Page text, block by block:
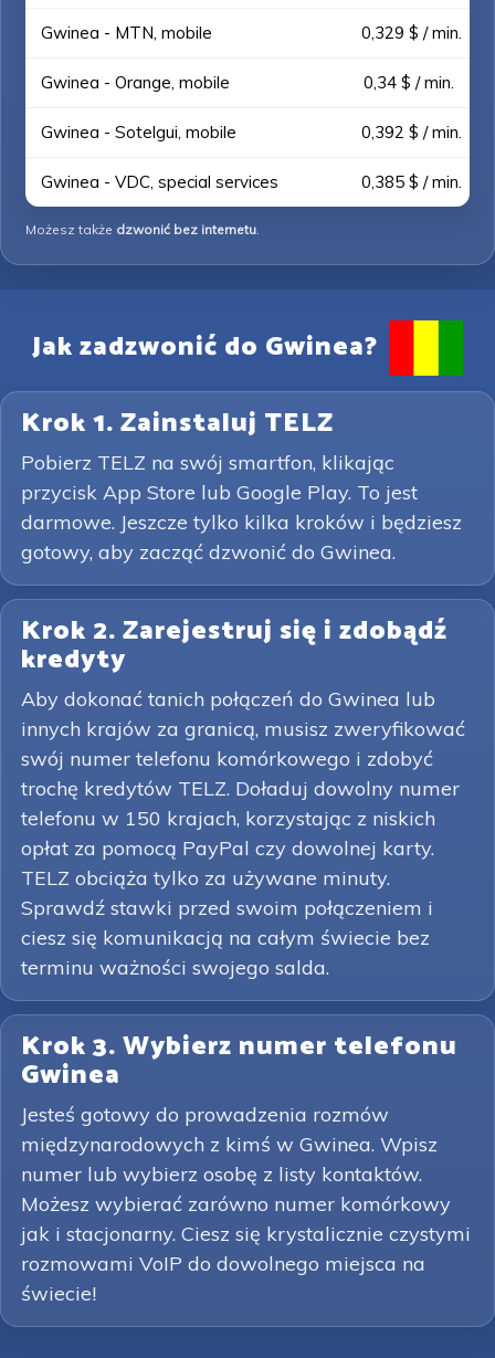
Gwinea - MTN, mobile 0,329 $ / min.
Gwinea - Orange, mobile 0,34 $ / min.
Gwinea - Sotelgui, mobile 0,392 $ / min.
Gwinea - VDC, special services 0,385 $ / min.
Możesz także dzwonić bez internetu.
Jak zadzwonić do Gwinea?
Krok 1. Zainstaluj TELZ
Pobierz TELZ na swój smartfon, klikając
przycisk App Store lub Google Play. To jest
darmowe. Jeszcze tylko kilka kroków i będziesz
gotowy, aby zacząć dzwonić do Gwinea.
Krok 2. Zarejestruj się i zdobądź
kredyty
Aby dokonać tanich połączeń do Gwinea lub
innych krajów za granicą, musisz zweryfikować
swój numer telefonu komórkowego i zdobyć
trochę kredytów TELZ. Doładuj dowolny numer
telefonu w 150 krajach, korzystając z niskich
opłat za pomocą PayPal czy dowolnej karty.
TELZ obciąża tylko za używane minuty.
Sprawdź stawki przed swoim połączeniem i
ciesz się komunikacją na całym świecie bez
terminu ważności swojego salda.
Krok 3. Wybierz numer telefonu
Gwinea
Jesteś gotowy do prowadzenia rozmów
międzynarodowych z kimś w Gwinea. Wpisz
numer lub wybierz osobę z listy kontaktów.
Możesz wybierać zarówno numer komórkowy
jak i stacjonarny. Ciesz się krystalicznie czystymi
rozmowami VoIP do dowolnego miejsca na
świecie!